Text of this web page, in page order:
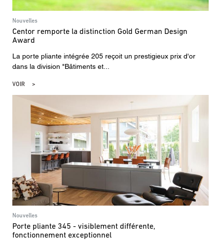
Nouvelles
Centor remporte la distinction Gold German Design
Award
La porte pliante intégrée 205 reçoit un prestigieux prix d'or
dans la division "Bâtiments et...
VOIR
Nouvelles
Porte pliante 345 - visiblement différente,
fonctionnement exceptionnel